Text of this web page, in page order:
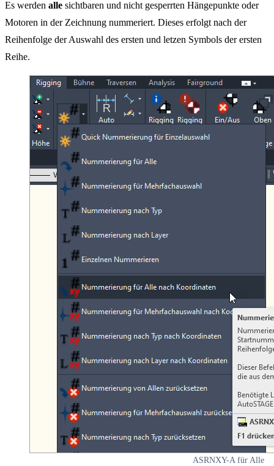
Es werden alle sichtbaren und nicht gesperrten Hängepunkte oder
Motoren in der Zeichnung nummeriert. Dieses erfolgt nach der
Reihenfolge der Auswahl des ersten und letzen Symbols der ersten
Reihe.
ASRNXY-A für Alle